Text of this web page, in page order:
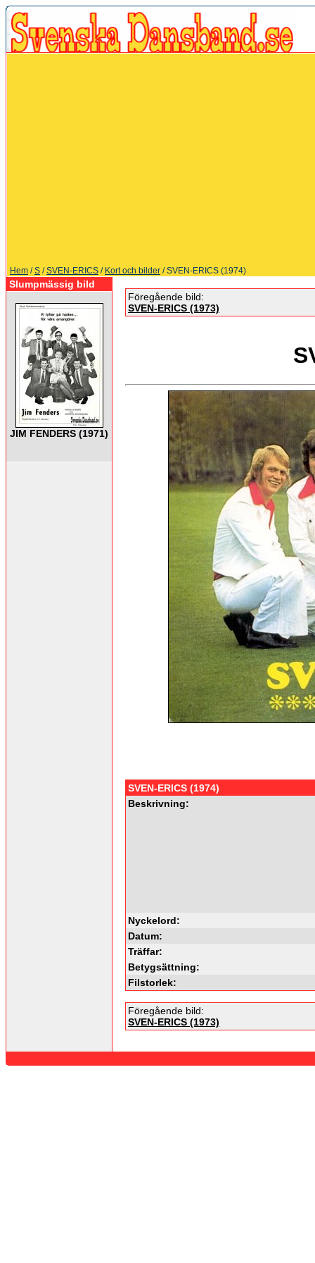
Hem /S /SVEN-ERICS / Kort och bilder / SVEN-ERICS (1974)
Slumpmässig bild
JIM FENDERS (1971)
Föregående bild:
SVEN-ERICS (1973)
SVEN-ERICS (1974)
Beskrivning:
Nyckelord:
Datum:
Träffar:
Betygsättning:
Filstorlek:
Föregående bild:
SVEN-ERICS (1973)